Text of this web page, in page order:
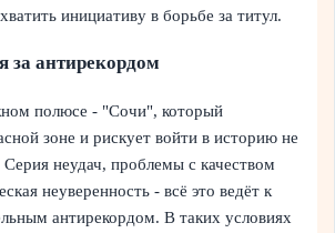
инициативу в борьбе за титул.
за антирекордом
полюсе - "Сочи", который
зоне и рискует войти в историю не
неудач, проблемы с качеством
неуверенность - всё это ведёт к
антирекордом. В таких условиях